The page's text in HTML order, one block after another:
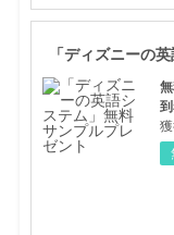
「ディズニーの